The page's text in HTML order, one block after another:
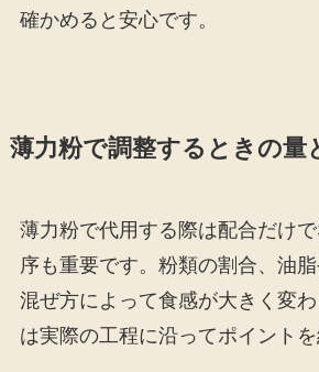
確かめると安心です。
薄力粉で調整するときの量
薄力粉で代用する際は配合だけ
序も重要です。粉類の割合、油脂
混ぜ方によって食感が大きく変
は実際の工程に沿ってポイントを